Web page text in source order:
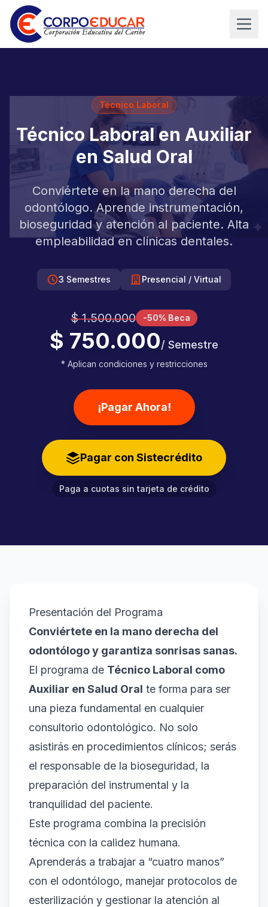
Técnico Laboral
Técnico Laboral en Auxiliar
en Salud Oral
Conviértete en la mano derecha del
odontólogo. Aprende instrumentación,
bioseguridad y atención al paciente. Alta
empleabilidad en clínicas dentales.
3 Semestres Presencial / Virtual
$ 1.500.000 -50% Beca
$ 750.000/ Semestre
* Aplican condiciones y restricciones
¡Pagar Ahora!
Pagar con Sistecrédito
Paga a cuotas sin tarjeta de crédito
Presentación del Programa
Conviértete en la mano derecha del
odontólogo y garantiza sonrisas sanas.
El programa de Técnico Laboral como
Auxiliar en Salud Oral te forma para ser
una pieza fundamental en cualquier
consultorio odontológico. No solo
asistirás en procedimientos clínicos; serás
el responsable de la bioseguridad, la
preparación del instrumental y la
tranquilidad del paciente.
Este programa combina la precisión
técnica con la calidez humana.
Aprenderás a trabajar a “cuatro manos”
con el odontólogo, manejar protocolos de
esterilización y gestionar la atención al